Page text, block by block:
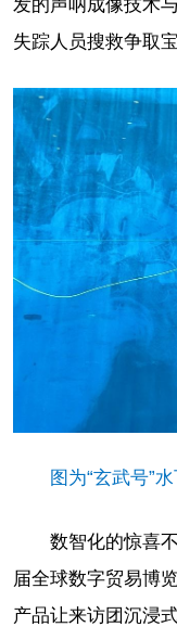
发的声呐成像技术
失踪人员搜救争取
图为“玄武号”
数智化的惊喜
届全球数字贸易博
产品让来访团沉浸